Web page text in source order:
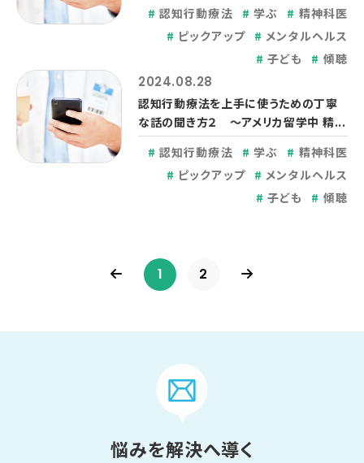
認知行動療法
学ぶ
精神科医
ピックアップ
メンタルヘルス
子ども
傾聴
2024.08.28
認知行動療法を上手に使うための丁寧
な話の聞き方２ ～アメリカ留学中 精...
認知行動療法
学ぶ
精神科医
ピックアップ
メンタルヘルス
子ども
傾聴
1 2
悩みを解決へ導く